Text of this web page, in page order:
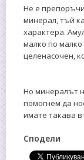
Не е
минерал, тъй
характера.
малко по
целенасочен,
Но минералът
помогнем да
имате такава
Сподели